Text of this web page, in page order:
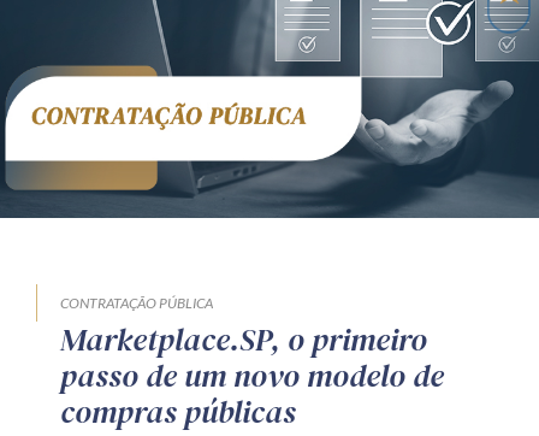
CONTRATAÇÃO PÚBLICA
Marketplace.SP, o primeiro
passo de um novo modelo de
compras públicas